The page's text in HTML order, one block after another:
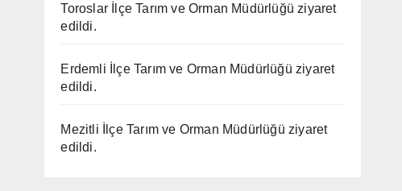
Toroslar İlçe Tarım ve Orman Müdürlüğü ziyaret
edildi.
Erdemli İlçe Tarım ve Orman Müdürlüğü ziyaret
edildi.
Mezitli İlçe Tarım ve Orman Müdürlüğü ziyaret
edildi.